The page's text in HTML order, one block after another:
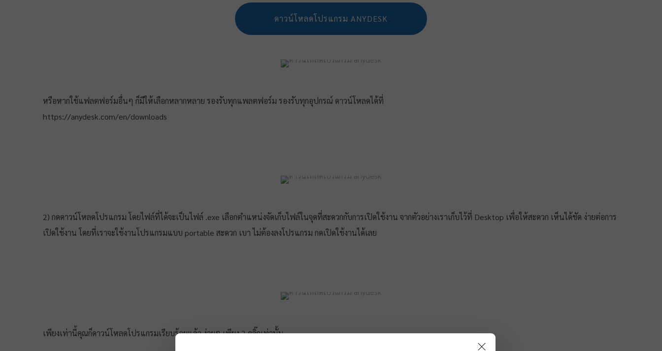
ดาวน์โหลดโปรแกรม ANYDESK
หรือหากใช้แฟลตฟอร์มอื่นๆ ก็มีให้เลือกหลากหลาย รองรับทุกแพลตฟอร์ม รองรับทุกอุปกรณ์ ดาวน์โหลดได้ที่
https://anydesk.com/en/downloads
2) กดดาวน์โหลดโปรแกรม โดยไฟล์ที่ได้จะเป็นไฟล์ .exe เลือกตำแหน่งจัดเก็บไฟล์ในจุดที่สะดวกกับการเปิดใช้งาน จากตัวอย่างเราเก็บไว้ที่ Desktop เพื่อให้สะดวก เห็นได้ชัด ง่ายต่อการ
เปิดใช้งาน โดยที่เราจะใช้งานโปรแกรมแบบ portable สะดวก เบา ไม่ต้องลงโปรแกรม กดเปิดใช้งานได้เลย
เพียงเท่านี้คุณก็ดาวน์โหลดโปรแกรมเรียบร้อยแล้ว ง่ายๆ เพียง 2 คลิ๊กเท่านั้น